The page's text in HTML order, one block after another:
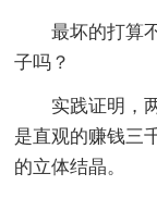
最坏的打算
子吗？
实践证明，
是直观的赚钱三
的立体结晶。